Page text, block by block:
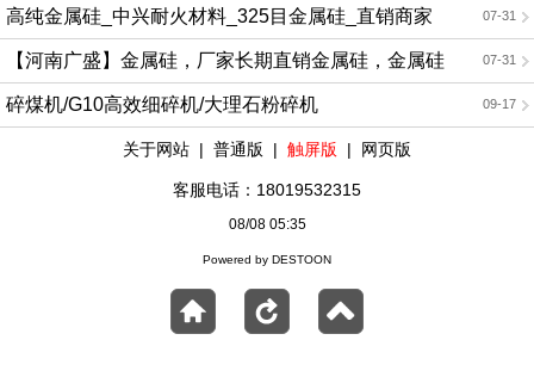
07-31
高纯金属硅_中兴耐火材料_325目金属硅_直销商家
07-31
【河南广盛】金属硅，厂家长期直销金属硅，金属硅
粒，欢迎电话咨询 09-17
碎煤机/G10高效细碎机/大理石粉碎机
关于网站 | 普通版 | 触屏版 | 网页版
客服电话：18019532315
08/08 05:35
Powered by DESTOON